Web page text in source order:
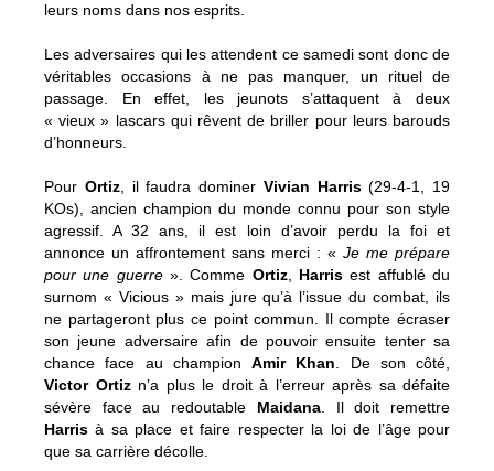
leurs noms dans nos esprits.
Les adversaires qui les attendent ce samedi sont donc de
véritables occasions à ne pas manquer, un rituel de
passage. En effet, les jeunots s’attaquent à deux
« vieux » lascars qui rêvent de briller pour leurs barouds
d’honneurs.
Pour Ortiz, il faudra dominer Vivian Harris(29-4-1, 19
KOs), ancien champion du monde connu pour son style
agressif. A 32 ans, il est loin d’avoir perdu la foi et
annonce un affrontement sans merci : « Je me prépare
pour une guerre». Comme Ortiz, Harris est affublé du
surnom « Vicious » mais jure qu’à l’issue du combat, ils
ne partageront plus ce point commun. Il compte écraser
son jeune adversaire afin de pouvoir ensuite tenter sa
chance face au champion Amir Khan . De son côté,
Victor Ortizn’a plus le droit à l’erreur après sa défaite
sévère face au redoutable Maidana. Il doit remettre
Harris à sa place et faire respecter la loi de l’âge pour
que sa carrière décolle.